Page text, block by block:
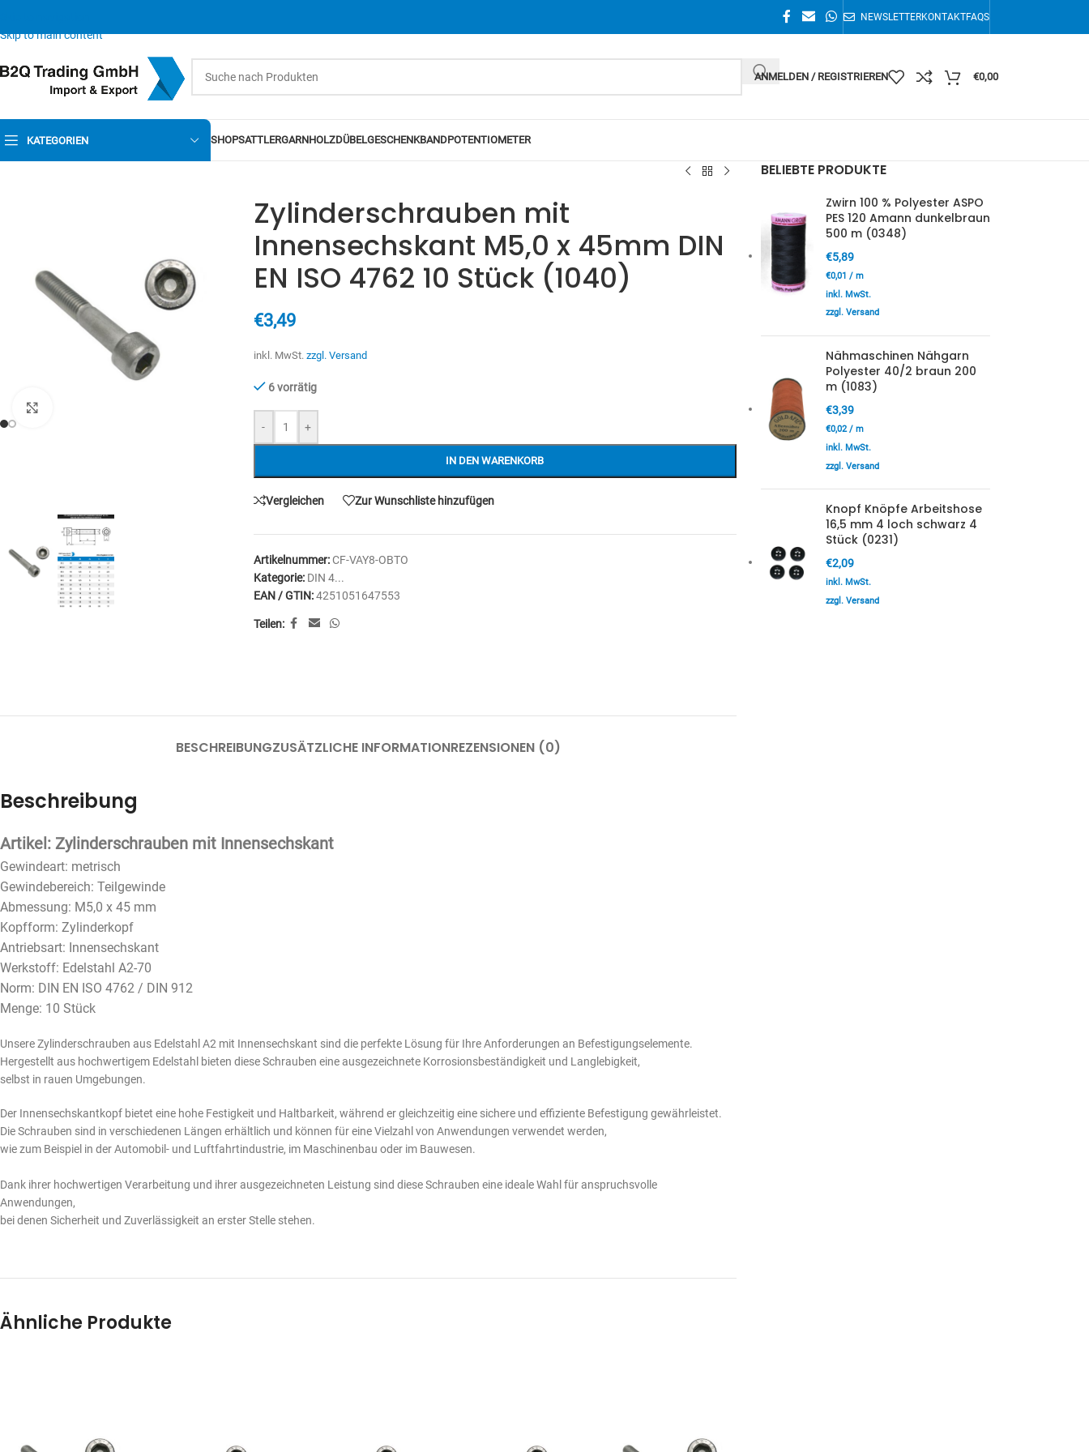
Skip to main content
NEWSLETTERKONTAKTFAQS
ANMELDEN / REGISTRIEREN €0,00
KATEGORIEN SHOPSATTLERGARNHOLZDÜBELGESCHENKBANDPOTENTIOMETER
Zylinderschrauben mit
Innensechskant M5,0 x 45mm DIN
EN ISO 4762 10 Stück (1040)
€3,49
inkl. MwSt. zzgl. Versand
6 vorrätig
- +
IN DEN WARENKORB
Vergleichen Zur Wunschliste hinzufügen
Artikelnummer:CF-VAY8-OBTO
Kategorie: DIN 4...
EAN / GTIN:4251051647553
Teilen:
BESCHREIBUNGZUSÄTZLICHE INFORMATIONREZENSIONEN (0)
Beschreibung
Artikel: Zylinderschrauben mit Innensechskant
Gewindeart: metrisch
Gewindebereich: Teilgewinde
Abmessung: M5,0 x 45 mm
Kopfform: Zylinderkopf
Antriebsart: Innensechskant
Werkstoff: Edelstahl A2-70
Norm: DIN EN ISO 4762 / DIN 912
Menge: 10 Stück
Unsere Zylinderschrauben aus Edelstahl A2 mit Innensechskant sind die perfekte Lösung für Ihre Anforderungen an Befestigungselemente.
Hergestellt aus hochwertigem Edelstahl bieten diese Schrauben eine ausgezeichnete Korrosionsbeständigkeit und Langlebigkeit,
selbst in rauen Umgebungen.
Der Innensechskantkopf bietet eine hohe Festigkeit und Haltbarkeit, während er gleichzeitig eine sichere und effiziente Befestigung gewährleistet.
Die Schrauben sind in verschiedenen Längen erhältlich und können für eine Vielzahl von Anwendungen verwendet werden,
wie zum Beispiel in der Automobil- und Luftfahrtindustrie, im Maschinenbau oder im Bauwesen.
Dank ihrer hochwertigen Verarbeitung und ihrer ausgezeichneten Leistung sind diese Schrauben eine ideale Wahl für anspruchsvolle
Anwendungen,
bei denen Sicherheit und Zuverlässigkeit an erster Stelle stehen.
Ähnliche Produkte
BELIEBTE PRODUKTE
Zwirn 100 % Polyester ASPO
PES 120 Amann dunkelbraun
500 m (0348)
€5,89
€0,01 / m
inkl. MwSt.
zzgl. Versand
Nähmaschinen Nähgarn
Polyester 40/2 braun 200
m (1083)
€3,39
€0,02/ m
inkl. MwSt.
zzgl. Versand
Knopf Knöpfe Arbeitshose
16,5 mm 4 loch schwarz 4
Stück (0231)
€2,09
inkl. MwSt.
zzgl. Versand